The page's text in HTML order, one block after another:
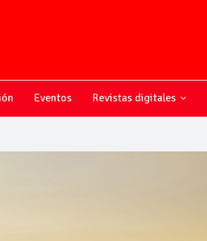
Eventos Revistas digitales